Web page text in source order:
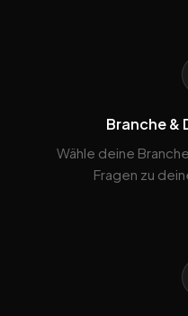
Branche &
Wähle deine
Fragen zu